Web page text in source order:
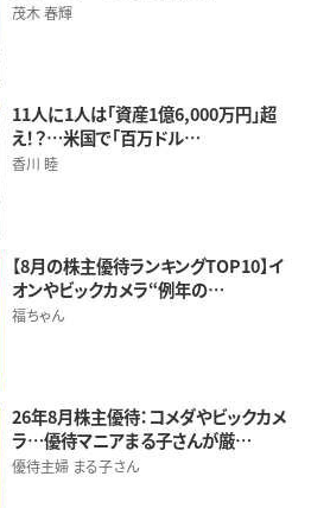
茂木 春輝
11人に1人は「資産1億6,000万円」超
え！？…米国で「百万ドル…
香川 睦
【8月の株主優待ランキングTOP10】イ
オンやビックカメラ“例年の…
福ちゃん
26年8月株主優待：コメダやビックカメ
ラ…優待マニアまる子さんが厳…
優待主婦 まる子さん